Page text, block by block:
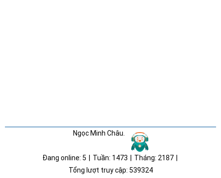
Ngọc Minh Châu.
Đang online: 5 Tuần: 1473 Tháng: 2187
Tổng lượt truy cập: 539324